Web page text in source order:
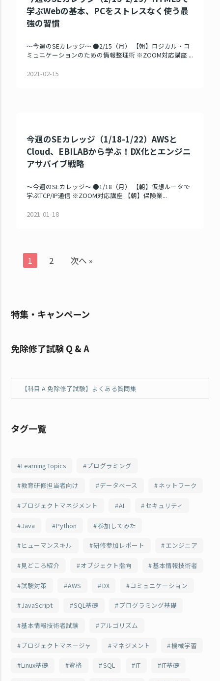
学ぶWebの基本、PCをストレスなく使う最
強の習慣
～今週のSEカレッジ～ ●2/15（月） 【朝】ロジカル・コ
ミュニケーションのための情報整理術 ※ZOOM対応講座 ...
2021-02-15
今週のSEカレッジ（1/18-1/22）AWSと
Cloud、EBILABから学ぶ！DX化とエンジニ
アサバイブ戦略
～今週のSEカレッジ～ ●1/18（月） 【朝】仮想ルータで
学ぶTCP/IP通信 ※ZOOM対応講座 【朝】保険業...
2021-01-18
1 2 次へ »
特集・キャンペーン
免除修了試験 Q & A
【科目 A 免除修了試験】よくある質問集
タグ一覧
Learning Topics プログラミング
教育研修担当者向け データベース ネットワーク
プロジェクトマネジメント AI セキュリティ
Java Python 参加してみた
ヒューマンスキル 研修参加レポート エンジニア
見どころ紹介 オブジェクト指向 基本情報技術者
試験対策 AWS DX コミュニケーション
JavaScript SQL基礎 プログラミング基礎
基本情報技術者試験 アルゴリズム
プロジェクトマネージャ マネジメント 機械学習
Linux基礎 資格 SQL IT IT基礎